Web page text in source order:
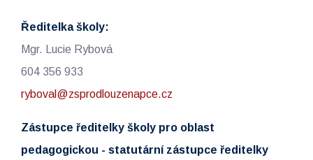
Ředitelka školy:
Mgr. Lucie Rybová
604 356 933
ryboval@zsprodlouzenapce.cz
Zástupce ředitelky školy pro oblast
pedagogickou - statutární zástupce ředitelky